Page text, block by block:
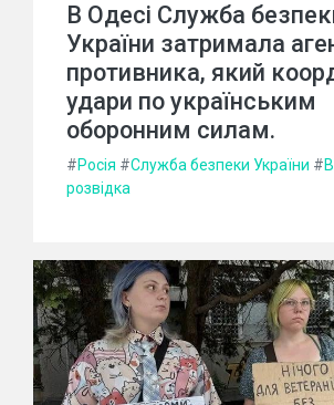
В Одесі Служба
України затримала
противника, який
удари по українським
оборонним силам.
#Росія #Служба безпеки України #
розвідка